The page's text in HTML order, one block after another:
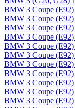
BMW 3 Coupe
BMW 3 Coupe
BMW 3 Coupe
BMW 3 Coupe
BMW 3 Coupe
BMW 3 Coupe
BMW 3 Coupe
BMW 3 Coupe
BMW 3 Coupe
BMW 3 Coupe
BMW 3 Coupe